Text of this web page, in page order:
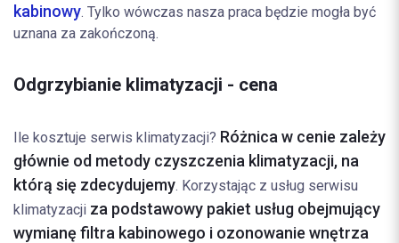
kabinowy. Tylko wówczas nasza praca będzie mogła być
uznana za zakończoną.
Odgrzybianie klimatyzacji - cena
Ile kosztuje serwis klimatyzacji? Różnica w cenie zależy
głównie od metody czyszczenia klimatyzacji, na
którą się zdecydujemy. Korzystając z usług serwisu
klimatyzacji za podstawowy pakiet usług obejmujący
wymianę filtra kabinowego i ozonowanie wnętrza